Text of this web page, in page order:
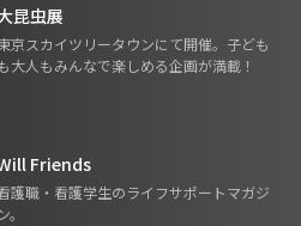
昆虫展
京スカイツリータウンにて開催。子ども
大人もみんなで楽しめる企画が満載！
Friends
護職・看護学生のライフサポートマガジ
ン。